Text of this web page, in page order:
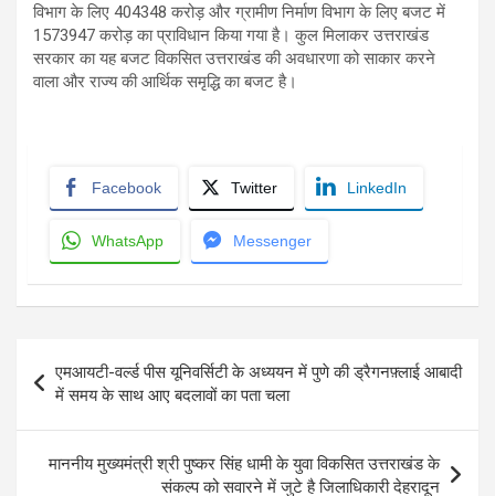
विभाग के लिए 404348 करोड़ और ग्रामीण निर्माण विभाग के लिए बजट में
1573947 करोड़ का प्राविधान किया गया है। कुल मिलाकर उत्तराखंड
सरकार का यह बजट विकसित उत्तराखंड की अवधारणा को साकार करने
वाला और राज्य की आर्थिक समृद्धि का बजट है।
Facebook Twitter LinkedIn
WhatsApp Messenger
navigation
एमआयटी-वर्ल्ड पीस यूनिवर्सिटी के अध्ययन में पुणे की ड्रैगनफ़्लाई आबादी
में समय के साथ आए बदलावों का पता चला
माननीय मुख्यमंत्री श्री पुष्कर सिंह धामी के युवा विकसित उत्तराखंड के
संकल्प को सवारने में जुटे है जिलाधिकारी देहरादून